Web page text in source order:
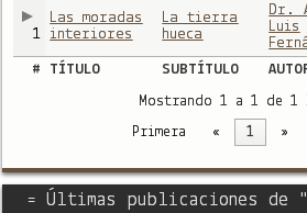
1
Las moradas
interiores
La tierra
hueca
Dr.
Luis
# TÍTULO SUBTÍTULO
Mostrando 1 a 1 de
Primera « 1 »
= Últimas publicaciones de